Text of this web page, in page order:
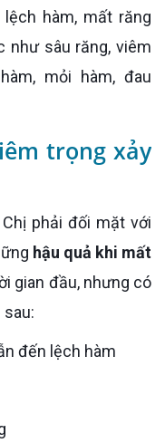
như sâu răng, viêm
mỏi hàm, đau
trọng xảy
hậu quả khi mất
gian đầu, nhưng có
đến lệch hàm